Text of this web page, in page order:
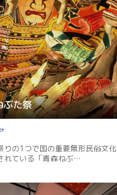
ぶた祭
りの1つで国の重要無形民俗文化
れている「青森ねぶ…